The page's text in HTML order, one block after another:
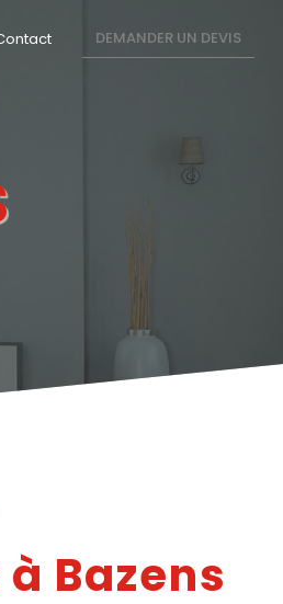
DEMANDER UN DEVIS
Bazens